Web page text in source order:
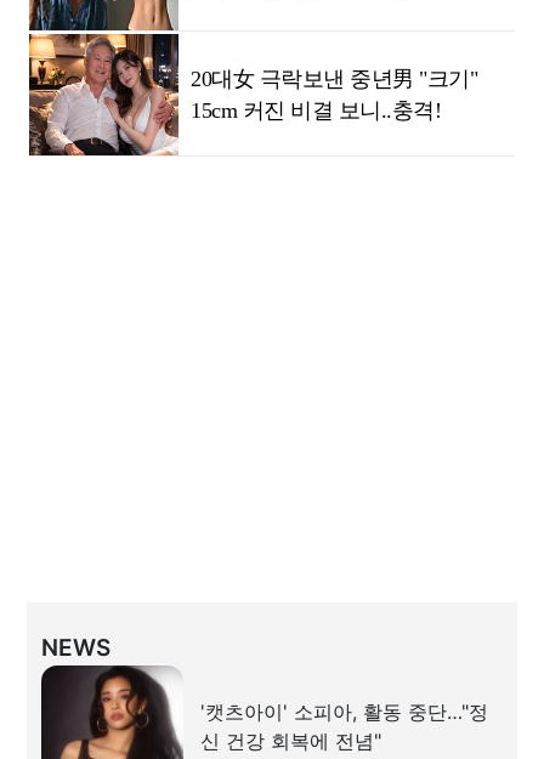
NEWS
'캣츠아이' 소피아, 활동 중단…"정
신 건강 회복에 전념"